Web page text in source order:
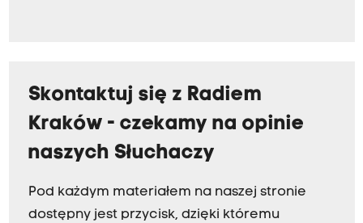
Skontaktuj się z Radiem
Kraków - czekamy na opinie
naszych Słuchaczy
Pod każdym materiałem na naszej stronie
dostępny jest przycisk, dzięki któremu